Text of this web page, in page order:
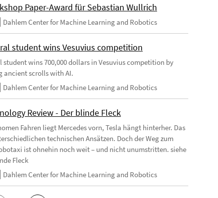
Paper-Award für Sebastian Wullrich
Dahlem Center for Machine Learning and Robotics
student wins Vesuvius competition
student wins 700,000 dollars in Vesuvius competition by
ancient scrolls with AI.
Dahlem Center for Machine Learning and Robotics
Review - Der blinde Fleck
Fahren liegt Mercedes vorn, Tesla hängt hinterher. Das
technischen Ansätzen. Doch der Weg zum
ist ohnehin noch weit – und nicht unumstritten. siehe
Fleck
Dahlem Center for Machine Learning and Robotics